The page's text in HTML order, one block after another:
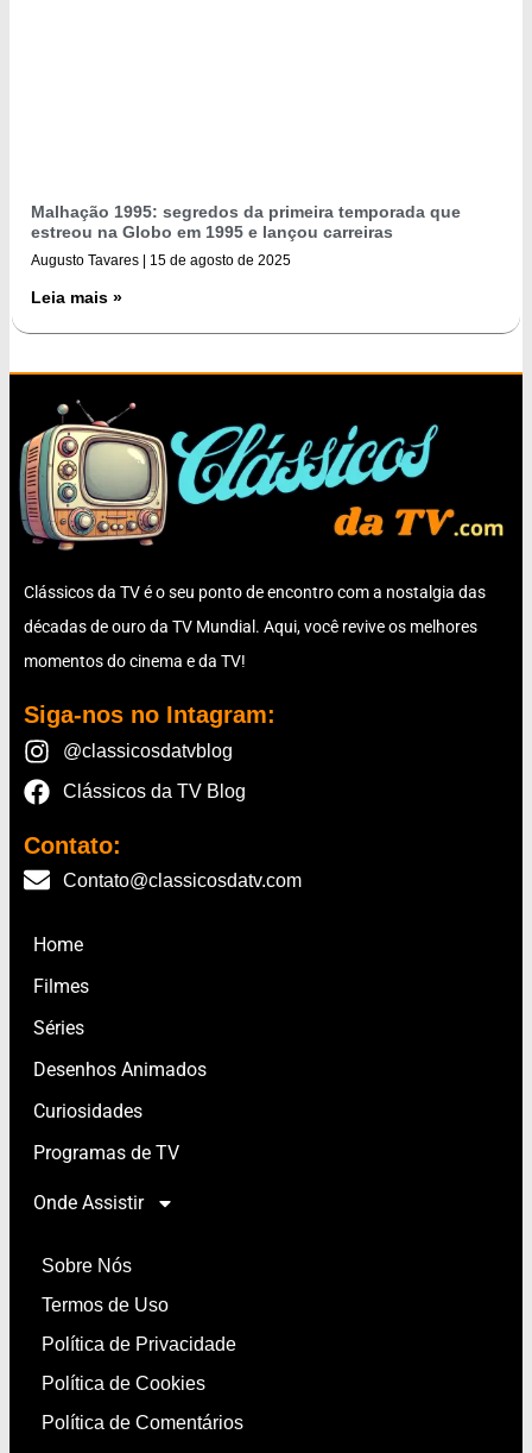
Malhação 1995: segredos da primeira temporada que
estreou na Globo em 1995 e lançou carreiras
Augusto Tavares 15 de agosto de 2025
Leia mais »
Clássicos da TV é o seu ponto de encontro com a nostalgia das
décadas de ouro da TV Mundial. Aqui, você revive os melhores
momentos do cinema e da TV!
Siga-nos no Intagram:
@classicosdatvblog
Clássicos da TV Blog
Contato:
Contato@classicosdatv.com
Home
Filmes
Séries
Desenhos Animados
Curiosidades
Programas de TV
Onde Assistir
Sobre Nós
Termos de Uso
Política de Privacidade
Política de Cookies
Política de Comentários